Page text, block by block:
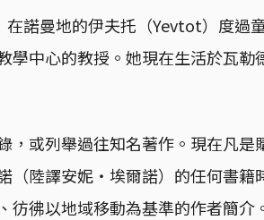
在諾曼地的伊夫托（Yevtot）度過
學中心的教授。她現在生活於瓦勒
，或列舉過往知名著作。現在凡是
（陸譯安妮・埃爾諾）的任何書籍
彷彿以地域移動為基準的作者簡介